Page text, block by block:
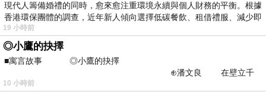
家。數據顯示，截至2013年末，浦發銀行總資産
規模達3.68萬億元，在全國開設了39家一級分
行、900余家營業機構，架構起全國性商業銀行
的經營服務格局，並以香港分行開業、倫敦代表
處成立為標誌，邁出國際化經營的實質性步伐。
現代人籌備婚禮的同時，愈來愈注重環境永續與個人財務的平衡。根據
香港環保團體的調查，近年新人傾向選擇低碳餐飲、租借禮服、減少即
19 小時前
◎小鷹的抉擇
■寓言故事 ◎小鷹的抉擇
⊕潘文良 在壁立千
仞的懸崖上，有一座遮天蔽
10 小時前